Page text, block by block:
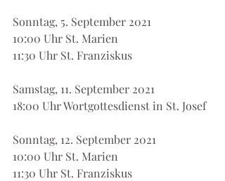
Sonntag, 5. September 2021
10:00 Uhr St. Marien
11:30 Uhr St. Franziskus
Samstag, 11. September 2021
18:00 Uhr Wortgottesdienst in St. Josef
Sonntag, 12. September 2021
10:00 Uhr St. Marien
11:30 Uhr St. Franziskus